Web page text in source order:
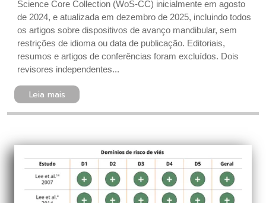
Science Core Collection (WoS-CC) inicialmente em agosto
de 2024, e atualizada em dezembro de 2025, incluindo todos
os artigos sobre dispositivos de avanço mandibular, sem
restrições de idioma ou data de publicação. Editoriais,
resumos e artigos de conferências foram excluídos. Dois
revisores independentes...
Leia mais